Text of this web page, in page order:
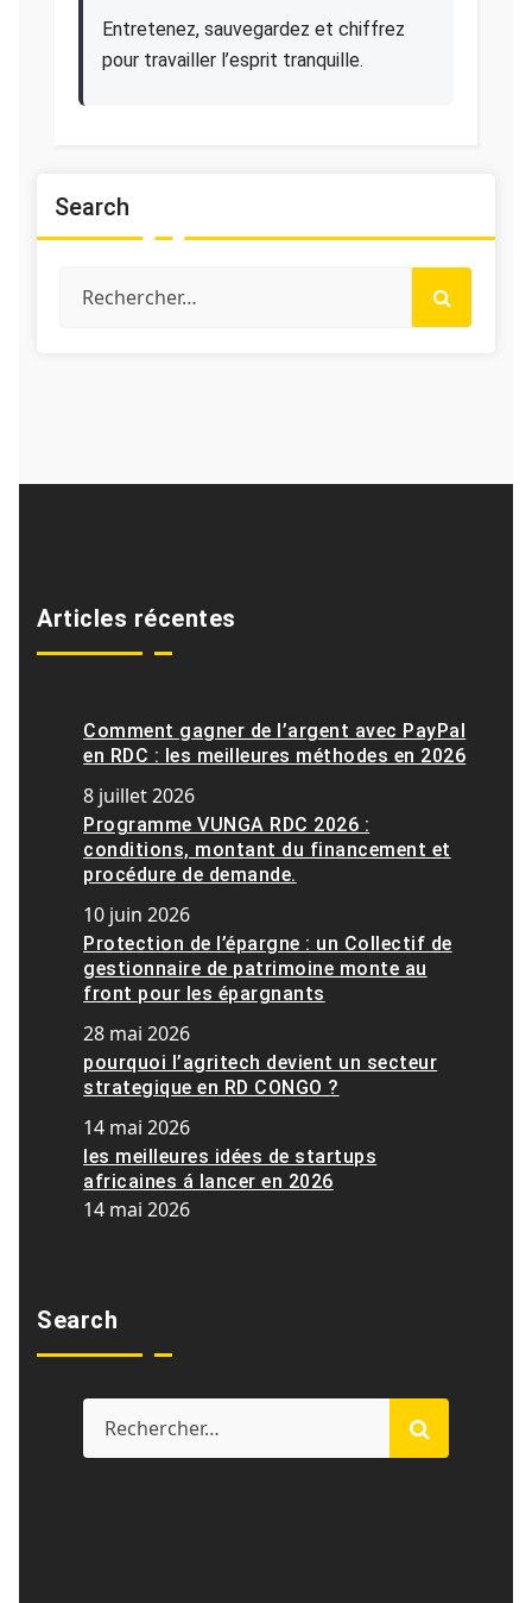
Entretenez, sauvegardez et chiffrez
pour travailler l’esprit tranquille.
Search
Articles récentes
Comment gagner de l’argent avec PayPal
en RDC : les meilleures méthodes en 2026
8 juillet 2026
Programme VUNGA RDC 2026 :
conditions, montant du financement et
procédure de demande.
10 juin 2026
Protection de l’épargne : un Collectif de
gestionnaire de patrimoine monte au
front pour les épargnants
28 mai 2026
pourquoi l’agritech devient un secteur
strategique en RD CONGO ?
14 mai 2026
les meilleures idées de startups
africaines á lancer en 2026
14 mai 2026
Search